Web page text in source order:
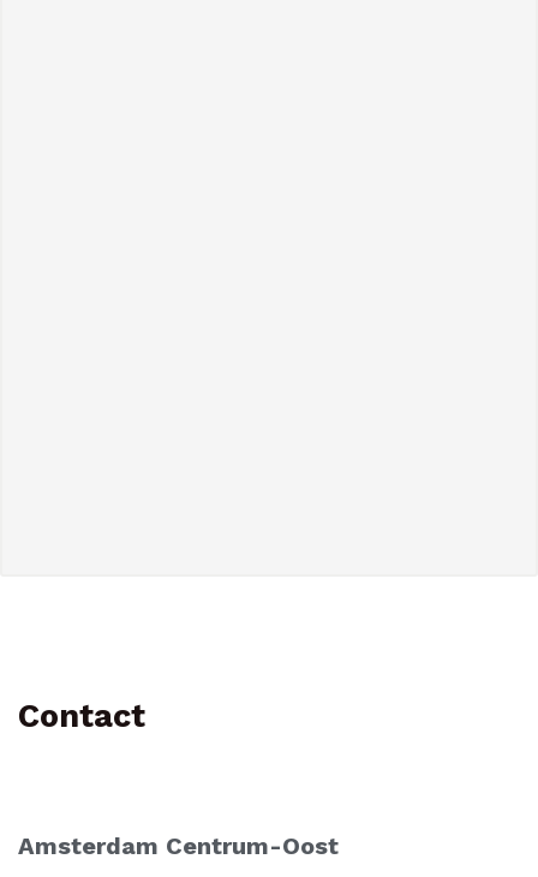
Contact
Amsterdam Centrum-Oost